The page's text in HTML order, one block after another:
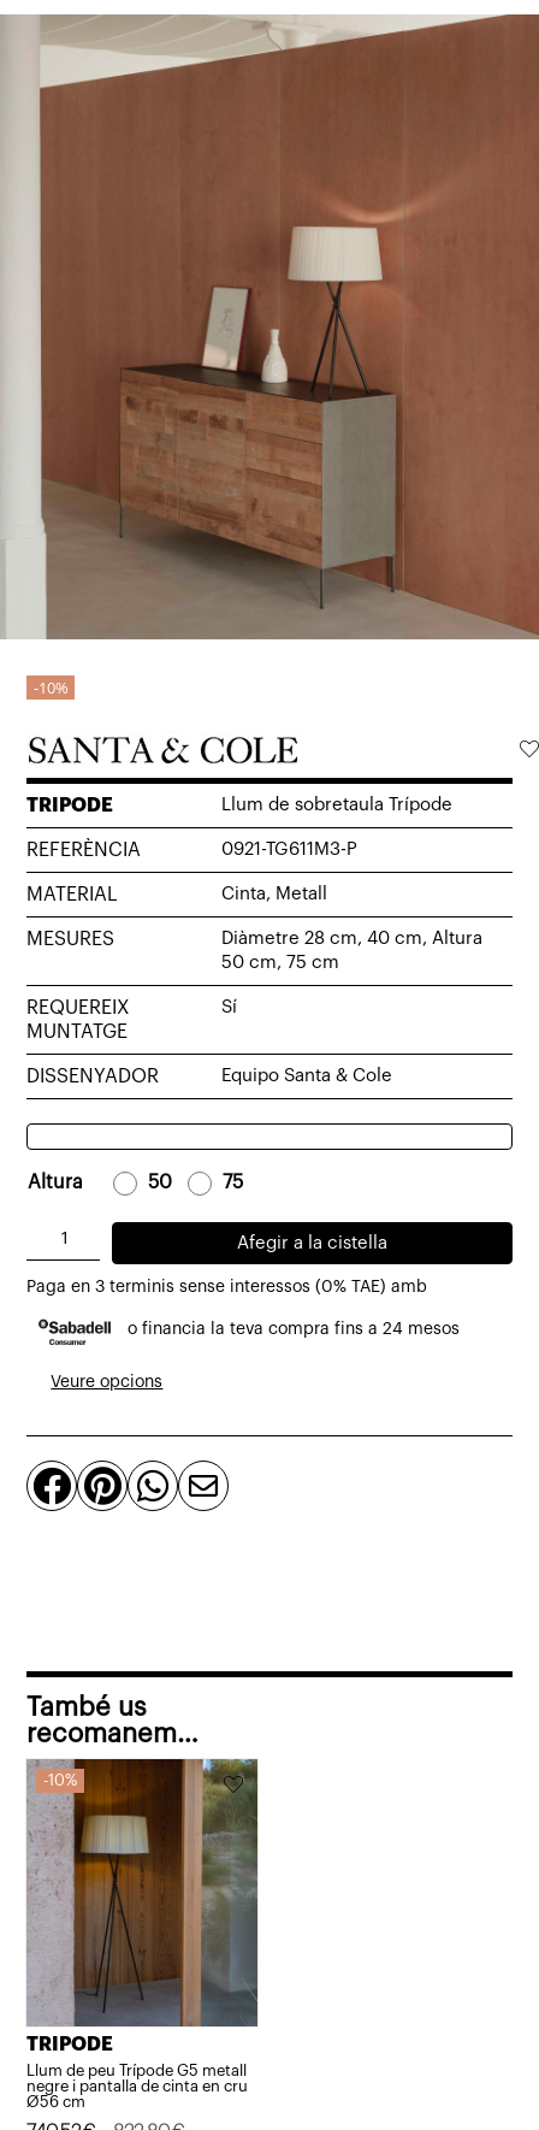
10%
TRIPODE Llum de sobretaula Trípode
REFERÈNCIA 0921-TG611M3-P
MATERIAL Cinta, Metall
MESURES
Diàmetre 28 cm, 40 cm, Altura
50 cm, 75 cm
REQUEREIX
MUNTATGE
Sí
DISSENYADOR Equipo Santa & Cole
Altura - 50- - 75-
quantitat
Llum
de
Afegir a la cistella
Paga en 3 terminis sense interessos (0% TAE) amb
o financia la teva compra fins a 24 mesos
Veure opcions
   
També us
recomanem…
10%
TRIPODE
Llum de peu Trípode G5 metall
negre i pantalla de cinta en cru
Ø56 cm